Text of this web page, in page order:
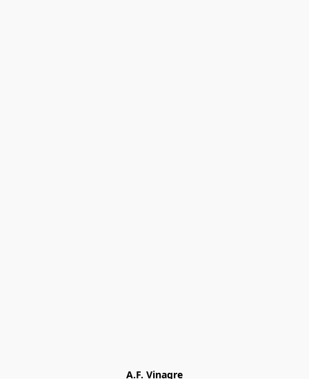
A.F. Vinagre